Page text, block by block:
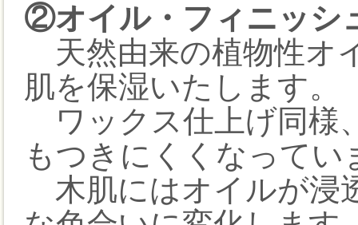
②オイル・フィニッシ
天然由来の植物性オ
肌を保湿いたします。
ワックス仕上げ同様
もつきにくくなってい
木肌にはオイルが浸